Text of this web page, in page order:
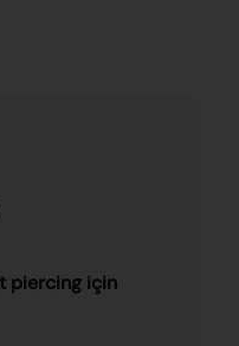
piercing için